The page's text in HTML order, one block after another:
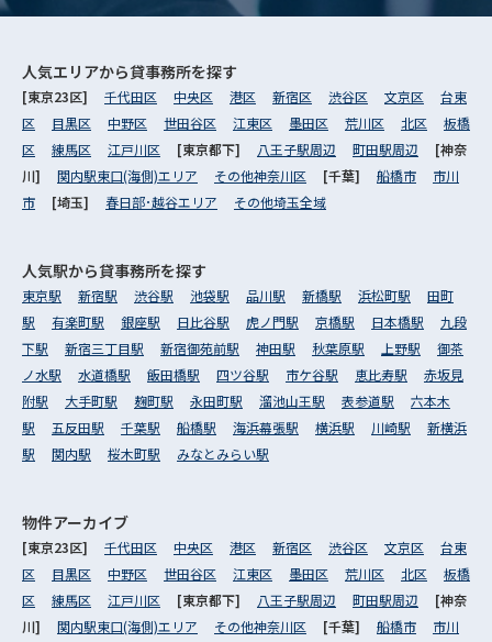
人気エリアから貸事務所を探す
[東京23区] 千代田区 中央区 港区 新宿区 渋谷区 文京区
台東
区
目黒区 中野区 世田谷区 江東区 墨田区 荒川区 北区
板橋
区
練馬区 江戸川区 [東京都下] 八王子駅周辺 町田駅周辺
[神奈
川] 関内駅東口(海側)エリア その他神奈川区 [千葉] 船橋市
市川
市
[埼玉] 春日部･越谷エリア その他埼玉全域
人気駅から貸事務所を探す
東京駅 新宿駅 渋谷駅 池袋駅 品川駅 新橋駅 浜松町駅
田町
駅
有楽町駅 銀座駅 日比谷駅 虎ノ門駅 京橋駅 日本橋駅
九段
下駅
新宿三丁目駅 新宿御苑前駅 神田駅 秋葉原駅 上野駅
御茶
ノ水駅
水道橋駅 飯田橋駅 四ツ谷駅 市ケ谷駅 恵比寿駅
赤坂見
附駅
大手町駅 麹町駅 永田町駅 溜池山王駅 表参道駅
六本木
駅
五反田駅 千葉駅 船橋駅 海浜幕張駅 横浜駅 川崎駅
新横浜
駅
関内駅 桜木町駅 みなとみらい駅
物件アーカイブ
[東京23区] 千代田区 中央区 港区 新宿区 渋谷区 文京区
台東
区
目黒区 中野区 世田谷区 江東区 墨田区 荒川区 北区
板橋
区
練馬区 江戸川区 [東京都下] 八王子駅周辺 町田駅周辺
[神奈
川] 関内駅東口(海側)エリア その他神奈川区 [千葉] 船橋市 市川